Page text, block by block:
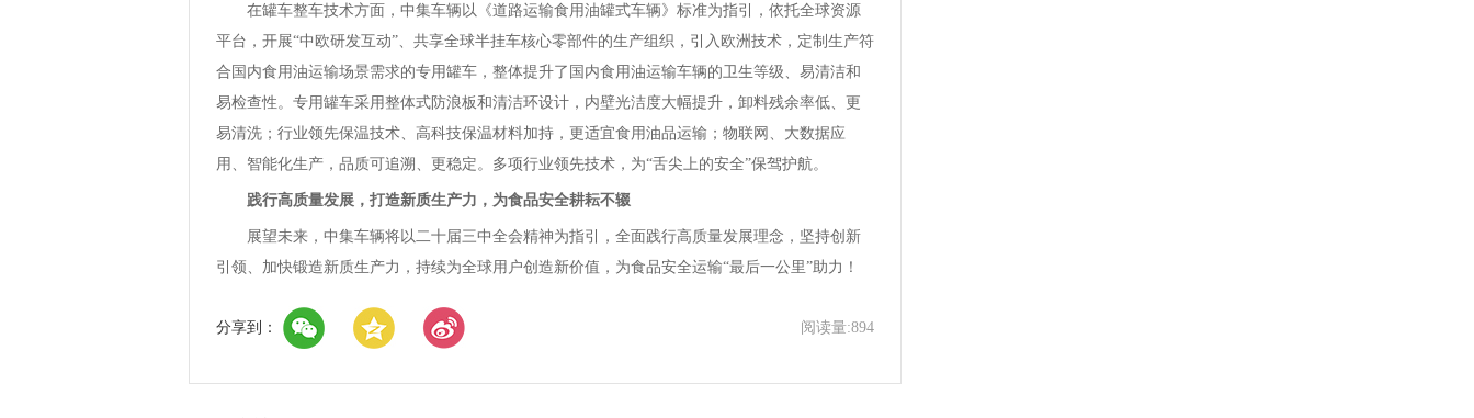
在罐车整车技术方面，中集车辆以《道路运输食用油罐式车辆》标准为指引，依托全球资源
平台，开展“中欧研发互动”、共享全球半挂车核心零部件的生产组织，引入欧洲技术，定制生产符
合国内食用油运输场景需求的专用罐车，整体提升了国内食用油运输车辆的卫生等级、易清洁和
易检查性。专用罐车采用整体式防浪板和清洁环设计，内壁光洁度大幅提升，卸料残余率低、更
易清洗；行业领先保温技术、高科技保温材料加持，更适宜食用油品运输；物联网、大数据应
用、智能化生产，品质可追溯、更稳定。多项行业领先技术，为“舌尖上的安全”保驾护航。
践行高质量发展，打造新质生产力，为食品安全耕耘不辍
展望未来，中集车辆将以二十届三中全会精神为指引，全面践行高质量发展理念，坚持创新
引领、加快锻造新质生产力，持续为全球用户创造新价值，为食品安全运输“最后一公里”助力！
分享到： 阅读量:894